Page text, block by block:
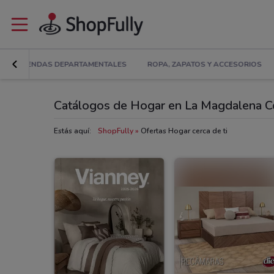
TIENDAS DEPARTAMENTALES ROPA, ZAPATOS Y ACCESORIOS
Catálogos de Hogar en La Magdalena
Estás aquí: ShopFully Ofertas Hogar cerca de ti